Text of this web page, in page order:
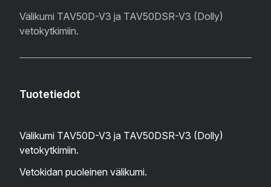
Välikumi TAV50D-V3 ja TAV50DSR-V3 (Dolly)
vetokytkimiin.
Tuotetiedot
Välikumi TAV50D-V3 ja TAV50DSR-V3 (Dolly)
vetokytkimiin.
Vetokidan puoleinen välikumi.